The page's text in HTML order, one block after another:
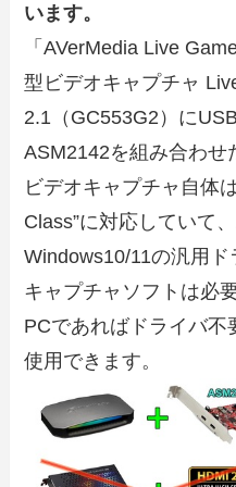
います。
「AVerMedia Live
型ビデオキャプチャ
2.1（GC553G2）に
ASM2142を組み合わせ
ビデオキャプチャ自体
Class”に対応していて
Windows10/11の汎用
キャプチャソフトは必
PCであればドライバ
使用できます。